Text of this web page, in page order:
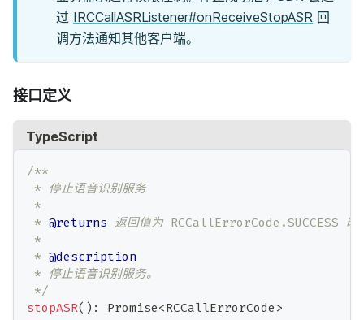
过 IRCCallASRListener#onReceiveStopASR 回
调方法通知其他客户端。
接口定义
TypeScript
/**
* 停止语音识别服务
*
* @returns 返回值为 RCCallErrorCode.SUCCESS 时
*
* @description
* 停止语音识别服务。
*/
stopASR( ) : Promise<RCCallErrorCode >